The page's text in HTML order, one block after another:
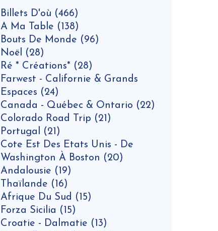
Billets D'où (466)
A Ma Table (138)
Bouts De Monde (96)
Noël (28)
Ré * Créations* (28)
Farwest - Californie & Grands
Espaces (24)
Canada - Québec & Ontario (22)
Colorado Road Trip (21)
Portugal (21)
Cote Est Des Etats Unis - De
Washington À Boston (20)
Andalousie (19)
Thaïlande (16)
Afrique Du Sud (15)
Forza Sicilia (15)
Croatie - Dalmatie (13)